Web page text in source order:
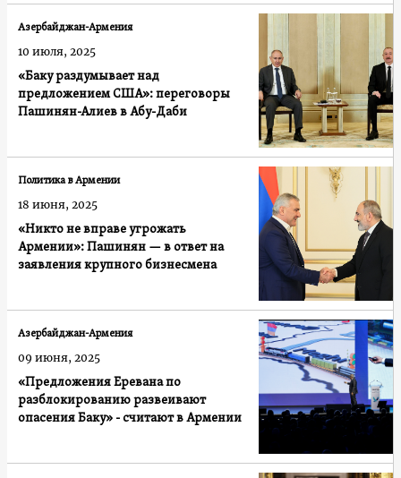
«Баку раздумывает над
предложением США»: переговоры
Пашинян-Алиев в Абу-Даби
Азербайджан-Армения
10 июля, 2025
«Никто не вправе угрожать
Армении»: Пашинян — в ответ на
заявления крупного бизнесмена
Политика в Армении
18 июня, 2025
«Предложения Еревана по
разблокированию развеивают
опасения Баку» - считают в Армении
Азербайджан-Армения
09 июня, 2025